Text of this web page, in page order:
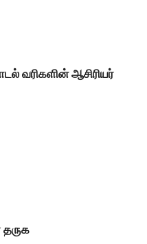
வரிகளின் ஆசிரியர்